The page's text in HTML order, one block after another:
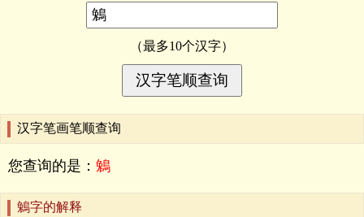
（最多10个汉字）
汉字笔画笔顺查询
您查询的是： 鵵
鵵字的解释